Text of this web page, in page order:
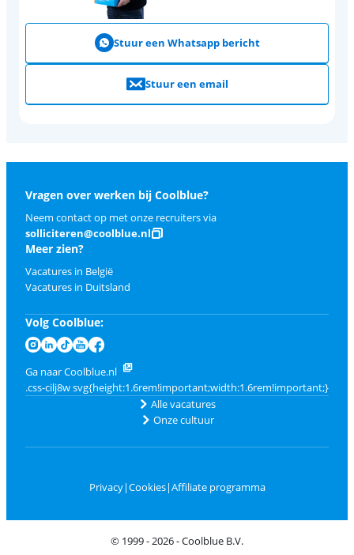
Stuur een Whatsapp bericht
Stuur een email
Vragen over werken bij Coolblue?
Neem contact op met onze recruiters via
solliciteren@coolblue.nl
Meer zien?
Vacatures in België
Vacatures in Duitsland
Volg Coolblue:
Ga naar Coolblue.nl
Alle vacatures
Onze cultuur
Privacy|Cookies|Affiliate programma
© 1999 - 2026 - Coolblue B.V.